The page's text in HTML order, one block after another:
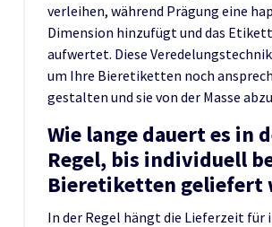
verleihen, während Prägung eine
Dimension hinzufügt und das
aufwertet. Diese
um Ihre Bieretiketten noch
gestalten und sie von der Masse
Wie lange dauert es in
Regel, bis individuell
Bieretiketten geliefert
In der Regel hängt die Lieferzeit für